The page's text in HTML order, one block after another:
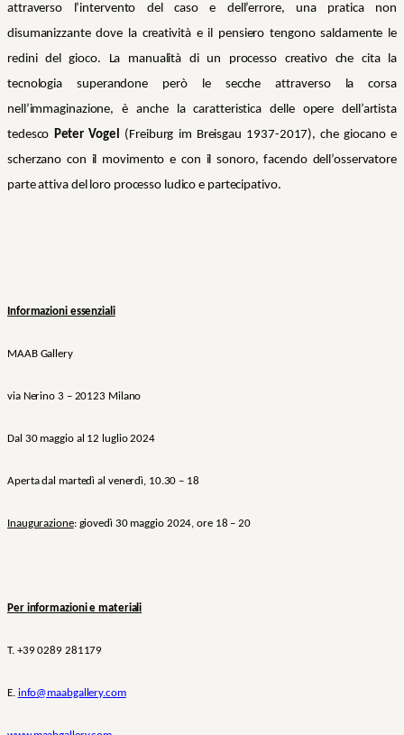
attraverso l’intervento del caso e dell’errore, una pratica non
disumanizzante dove la creatività e il pensiero tengono saldamente le
redini del gioco. La manualità di un processo creativo che cita la
tecnologia superandone però le secche attraverso la corsa
nell’immaginazione, è anche la caratteristica delle opere dell’artista
tedesco Peter Vogel (Freiburg im Breisgau 1937-2017), che giocano e
scherzano con il movimento e con il sonoro, facendo dell’osservatore
parte attiva del loro processo ludico e partecipativo.
Informazioni essenziali
MAAB Gallery
via Nerino 3 – 20123 Milano
Dal 30 maggio al 12 luglio 2024
Aperta dal martedì al venerdì, 10.30 – 18
Inaugurazione: giovedì 30 maggio 2024, ore 18 – 20
Per informazioni e materiali
T. +39 0289 281179
E. info@maabgallery.com